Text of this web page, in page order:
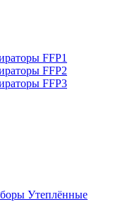
FFP1
FFP2
FFP3
Утеплённые